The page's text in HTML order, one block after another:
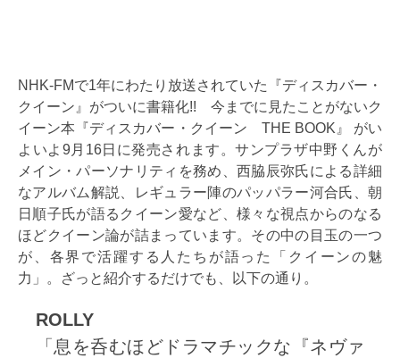
NHK-FMで1年にわたり放送されていた『ディスカバー・
クイーン』がついに書籍化!! 今までに見たことがないク
イーン本『ディスカバー・クイーン THE BOOK』 がい
よいよ9月16日に発売されます。サンプラザ中野くんが
メイン・パーソナリティを務め、西脇辰弥氏による詳細
なアルバム解説、レギュラー陣のパッパラー河合氏、朝
日順子氏が語るクイーン愛など、様々な視点からのなる
ほどクイーン論が詰まっています。その中の目玉の一つ
が、各界で活躍する人たちが語った「クイーンの魅
力」。ざっと紹介するだけでも、以下の通り。
ROLLY
「息を呑むほどドラマチックな『ネヴァ